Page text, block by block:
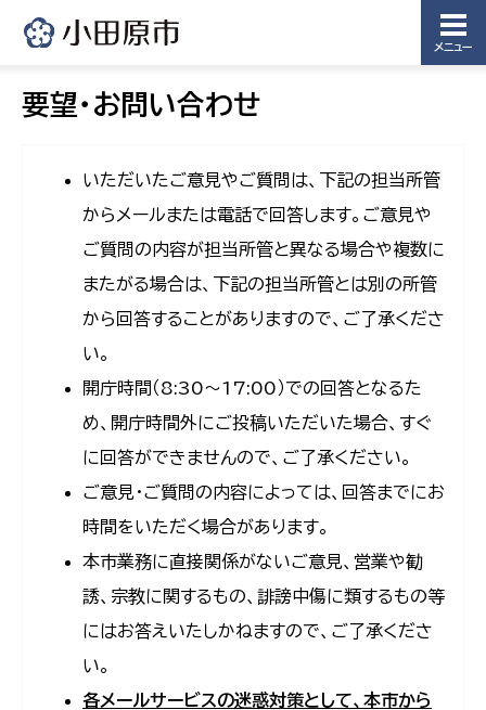
メニュー
要望・お問い合わせ
いただいたご意見やご質問は、下記の担当所管
からメールまたは電話で回答します。ご意見や
ご質問の内容が担当所管と異なる場合や複数に
またがる場合は、下記の担当所管とは別の所管
から回答することがありますので、ご了承くださ
い。
開庁時間（8:30〜17:00）での回答となるた
め、開庁時間外にご投稿いただいた場合、すぐ
に回答ができませんので、ご了承ください。
ご意見・ご質問の内容によっては、回答までにお
時間をいただく場合があります。
本市業務に直接関係がないご意見、営業や勧
誘、宗教に関するもの、誹謗中傷に類するもの等
にはお答えいたしかねますので、ご了承くださ
い。
各メールサービスの迷惑対策として、本市から